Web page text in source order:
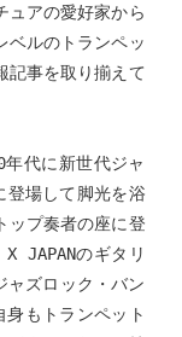
ュアの愛好家から
ベルのトランペッ
記事を取り揃えて
代に新世代ジャ
登場して脚光を浴
ップ奏者の座に登
JAPANのギタリ
ャズロック・バン
身もトランペット